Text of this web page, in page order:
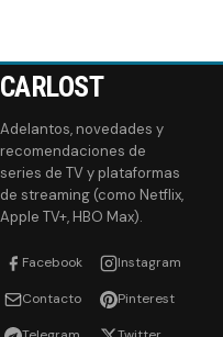
CARLOST
Adelantos, novedades y
recomendaciones de
series de TV y plataformas
de streaming (como Netflix,
Apple TV+, HBO Max).
Facebook Instagram
Contacto Pinterest